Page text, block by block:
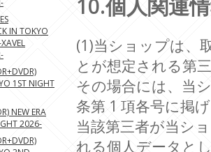
10.個人関連
(1)当ショップは、
とが想定される第
その場合には、当
条第 1 項各号に掲
当該第三者が当シ
れる個人データと
IN TOKYO
1ST NIGHT
NEW ERA
2026-